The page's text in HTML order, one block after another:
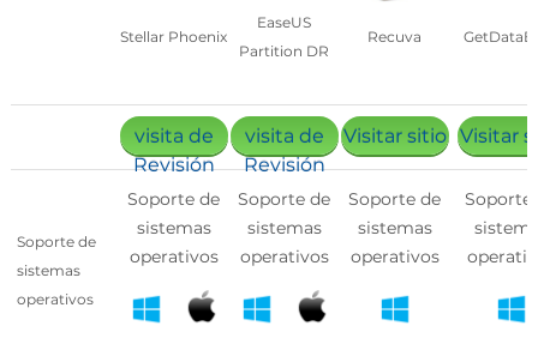
Stellar Phoenix
EaseUS
Partition DR
Recuva
visita de
Revisión
visita de
Revisión
Visitar sitio Visitar
Soporte de
sistemas
operativos
Soporte de
sistemas
operativos
Soporte de
sistemas
operativos
Soporte de
sistemas
operativos
Soporte